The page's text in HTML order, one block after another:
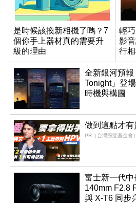
是時候該換新相機了嗎？7
個你手上器材真的需要升
級的理由
輕
影
行
全新銀河預
Tonight」登
時機與構圖
做到這點才
PR（台灣癌症基金會）
富士新一代
140mm F2.8
與 X-T6 同步